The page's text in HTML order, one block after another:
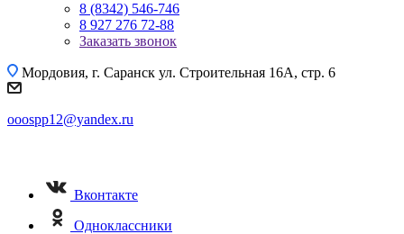
8 (8342) 546-746
8 927 276 72-88
Заказать звонок
Мордовия, г. Саранск ул. Строительная 16A, стр. 6
ooospp12@yandex.ru
Вконтакте
Одноклассники